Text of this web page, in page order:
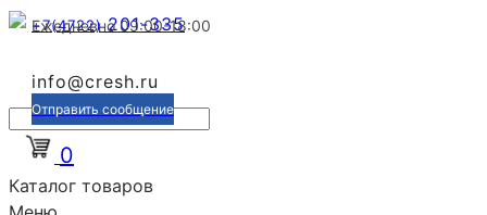
+7(4722)201-335
Ежедневно 09:00-18:00
info@cresh.ru
Отправить сообщение
0
Каталог товаров